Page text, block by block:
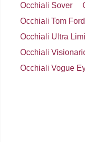
Occhiali Sover
Occhiali Tom Ford
Occhiali Ultra
Occhiali
Occhiali Vogue